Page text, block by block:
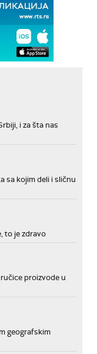
i za šta nas
sa kojim deli i sličnu
to je zdravo
proizvode u
geografskim